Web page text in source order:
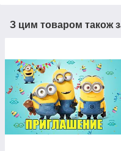
З цим товаром також